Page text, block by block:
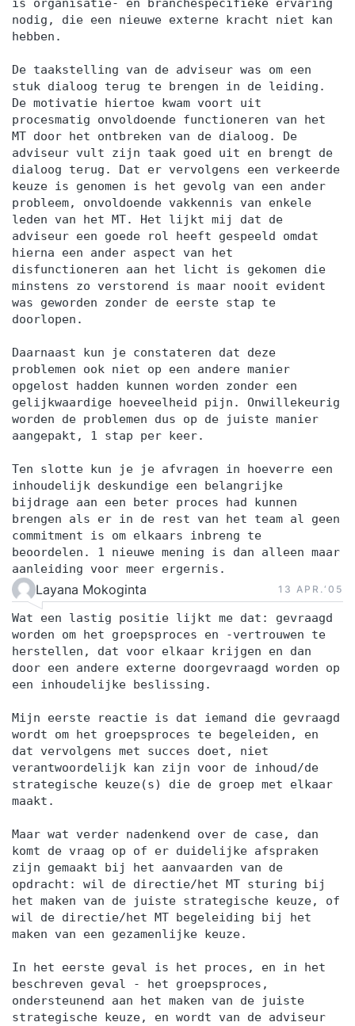
is organisatie- en branchespecifieke ervaring
nodig, die een nieuwe externe kracht niet kan
hebben.
De taakstelling van de adviseur was om een
stuk dialoog terug te brengen in de leiding.
De motivatie hiertoe kwam voort uit
procesmatig onvoldoende functioneren van het
MT door het ontbreken van de dialoog. De
adviseur vult zijn taak goed uit en brengt de
dialoog terug. Dat er vervolgens een verkeerde
keuze is genomen is het gevolg van een ander
probleem, onvoldoende vakkennis van enkele
leden van het MT. Het lijkt mij dat de
adviseur een goede rol heeft gespeeld omdat
hierna een ander aspect van het
disfunctioneren aan het licht is gekomen die
minstens zo verstorend is maar nooit evident
was geworden zonder de eerste stap te
doorlopen.
Daarnaast kun je constateren dat deze
problemen ook niet op een andere manier
opgelost hadden kunnen worden zonder een
gelijkwaardige hoeveelheid pijn. Onwillekeurig
worden de problemen dus op de juiste manier
aangepakt, 1 stap per keer.
Ten slotte kun je je afvragen in hoeverre een
inhoudelijk deskundige een belangrijke
bijdrage aan een beter proces had kunnen
brengen als er in de rest van het team al geen
commitment is om elkaars inbreng te
beoordelen. 1 nieuwe mening is dan alleen maar
aanleiding voor meer ergernis.
Layana Mokoginta 13 APR.‘05
Wat een lastig positie lijkt me dat: gevraagd
worden om het groepsproces en -vertrouwen te
herstellen, dat voor elkaar krijgen en dan
door een andere externe doorgevraagd worden op
een inhoudelijke beslissing.
Mijn eerste reactie is dat iemand die gevraagd
wordt om het groepsproces te begeleiden, en
dat vervolgens met succes doet, niet
verantwoordelijk kan zijn voor de inhoud/de
strategische keuze(s) die de groep met elkaar
maakt.
Maar wat verder nadenkend over de case, dan
komt de vraag op of er duidelijke afspraken
zijn gemaakt bij het aanvaarden van de
opdracht: wil de directie/het MT sturing bij
het maken van de juiste strategische keuze, of
wil de directie/het MT begeleiding bij het
maken van een gezamenlijke keuze.
In het eerste geval is het proces, en in het
beschreven geval - het groepsproces,
ondersteunend aan het maken van de juiste
strategische keuze, en wordt van de adviseur